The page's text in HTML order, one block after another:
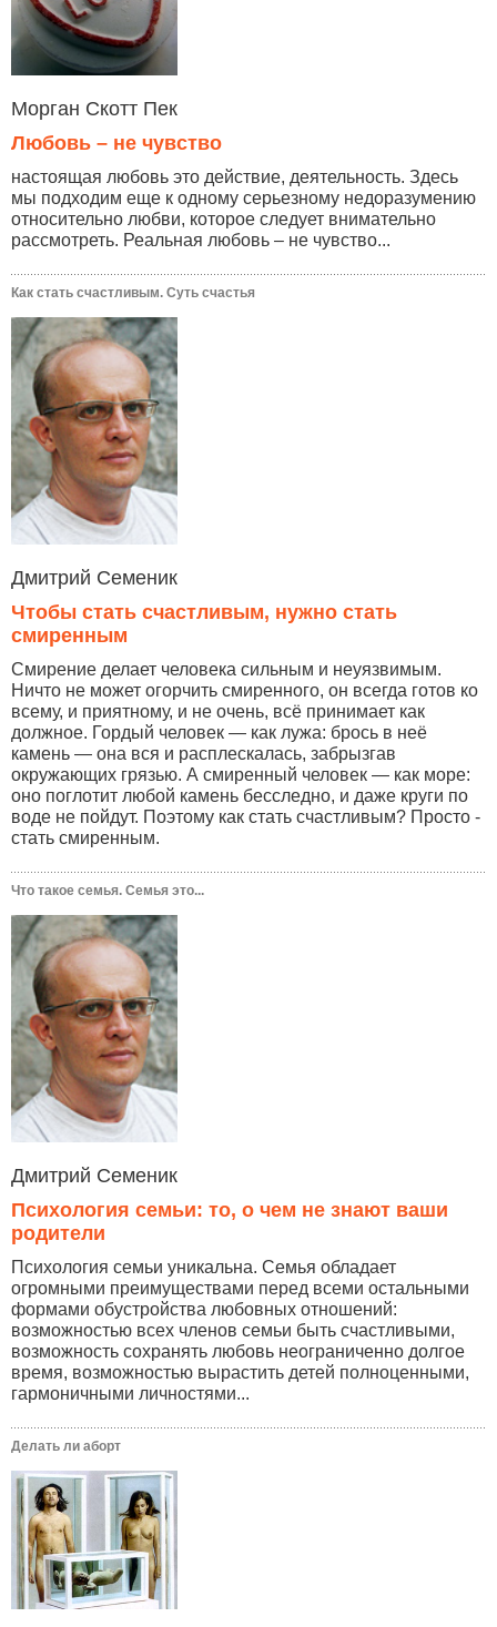
Морган Скотт Пек
Любовь – не чувство
настоящая любовь это действие, деятельность. Здесь
мы подходим еще к одному серьезному недоразумению
относительно любви, которое следует внимательно
рассмотреть. Реальная любовь – не чувство...
Как стать счастливым. Суть счастья
Дмитрий Семеник
Чтобы стать счастливым, нужно стать
смиренным
Смирение делает человека сильным и неуязвимым.
Ничто не может огорчить смиренного, он всегда готов ко
всему, и приятному, и не очень, всё принимает как
должное. Гордый человек — как лужа: брось в неё
камень — она вся и расплескалась, забрызгав
окружающих грязью. А смиренный человек — как море:
оно поглотит любой камень бесследно, и даже круги по
воде не пойдут. Поэтому как стать счастливым? Просто -
стать смиренным.
Что такое семья. Семья это...
Дмитрий Семеник
Психология семьи: то, о чем не знают ваши
родители
Психология семьи уникальна. Семья обладает
огромными преимуществами перед всеми остальными
формами обустройства любовных отношений:
возможностью всех членов семьи быть счастливыми,
возможность сохранять любовь неограниченно долгое
время, возможностью вырастить детей полноценными,
гармоничными личностями...
Делать ли аборт